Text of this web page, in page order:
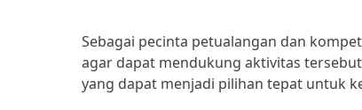
Sebagai pecinta petualangan dan
agar dapat mendukung aktivitas
yang dapat menjadi pilihan tepat untuk